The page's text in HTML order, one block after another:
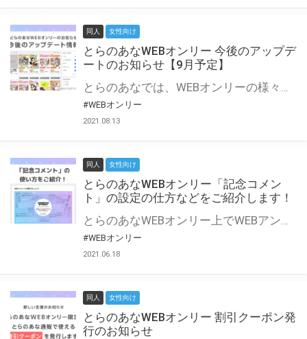
同人 女性向け
とらのあなWEBオンリー 今後のアップデ
ートのお知らせ【9月予定】
とらのあなでは、WEBオンリーの様々な支援を実施しています。 今回は2021年9月に実装を予定しているアップデート情報についてご紹介いたします。 とらのあなWEBオンリーサイトはこちら
#WEBオンリー
2021.08.13
同人 女性向け
とらのあなWEBオンリー「記念コメン
ト」の設定の仕方などをご紹介します！
とらのあなWEBオンリー上でWEBアンソロジーが作成できる「記念コメント」について、その使い方や作成手順を解説します！ 支援タイプを「サークル参加型」「サークル参加型・マルシェ(イベント会場)機能付き」でお申し込みいただいている主催者様はぜひご活用ください♪ とらのあなWEBオンリーサイトはこちら
#WEBオンリー
2021.06.18
同人 女性向け
とらのあなWEBオンリー 割引クーポン発
行のお知らせ